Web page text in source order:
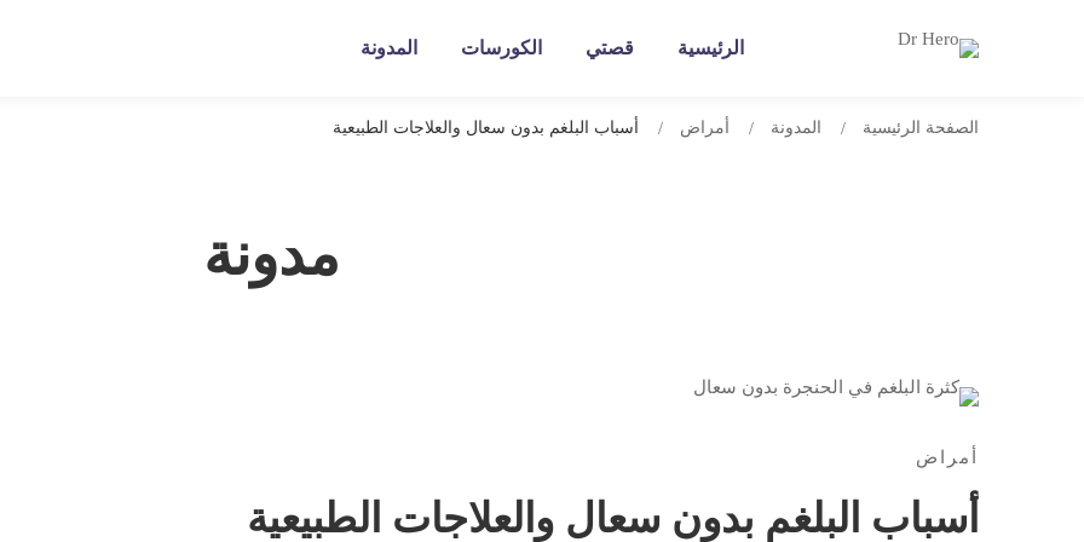
الرئيسية قصتي الكورسات المدونة
مدونة
الصفحة الرئيسية المدونة أمراض أسباب البلغم بدون سعال والعلاجات الطبيعية
أمراض
أسباب البلغم بدون سعال والعلاجات الطبيعية